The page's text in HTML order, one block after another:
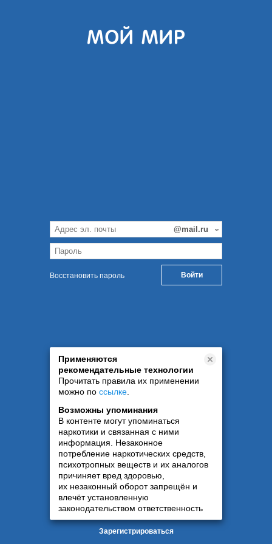
Восстановить пароль
Применяются
рекомендательные технологии
Прочитать правила их применении
можно по ссылке
Возможны упоминания
В контенте могут упоминаться
наркотики и связанная с ними
информация. Незаконное
потребление наркотических средств,
психотропных веществ и их аналогов
причиняет вред здоровью,
их незаконный оборот запрещён и
влечёт установленную
законодательством ответственность
Зарегистрироваться